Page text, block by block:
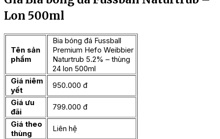
Lon 500ml
Tên sản
phẩm
Bia bóng đá Fussball
Premium Hefo Weibbier
Naturtrub 5.2% – thùng
24 lon 500ml
Giá niêm
yết
950.000 đ
Giá ưu
đãi
799.000 đ
Giá theo
thùng
Liên hệ